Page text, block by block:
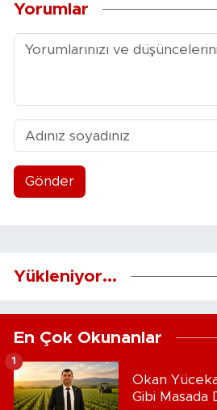
Yorumlar
Gönder
Yükleniyor...
En Çok Okunanlar
Okan
Gibi Masada
1